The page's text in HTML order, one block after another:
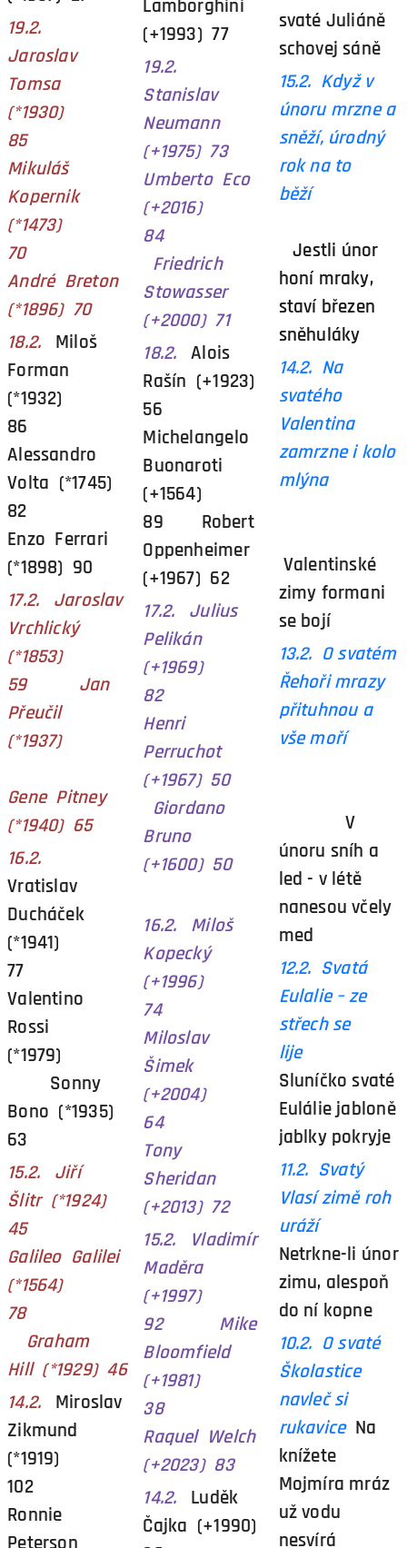
19.2.
Jaroslav
Tomsa
(*1930)
85
Mikuláš
Kopernik
(*1473)
70
André Breton
(*1896) 70
18.2.
Miloš
Forman
(*1932)
86
Alessandro
Volta (*1745)
82
Enzo Ferrari
(*1898) 90
17.2. Jaroslav
Vrchlický
(*1853)
59 Jan
Přeučil
(*1937)
Gene Pitney
(*1940) 65
16.2.
Vratislav
Ducháček
(*1941)
77
Valentino
Rossi
(*1979)
Sonny
Bono (*1935)
63
15.2. Jiří
Šlitr (*1924)
45
Galileo Galilei
(*1564)
78
Graham
Hill (*1929) 46
14.2.
Miroslav
Zikmund
(*1919)
102
Ronnie
Peterson
Lamborghini
(+1993) 77
19.2.
Stanislav
Neumann
(+1975) 73
Umberto Eco
(+2016)
84
Friedrich
Stowasser
(+2000) 71
18.2. Alois
Rašín (+1923)
56
Michelangelo
Buonaroti
(+1564)
89 Robert
Oppenheimer
(+1967) 62
17.2. Julius
Pelikán
(+1969)
82
Henri
Perruchot
(+1967) 50
Giordano
Bruno
(+1600) 50
16.2. Miloš
Kopecký
(+1996)
74
Miloslav
Šimek
(+2004)
64
Tony
Sheridan
(+2013) 72
15.2. Vladimír
Maděra
(+1997)
92 Mike
Bloomfield
(+1981)
38
Raquel Welch
(+2023) 83
14.2.
Luděk
Čajka (+1990)
svaté Juliáně
schovej sáně
15.2. Když v
únoru mrzne a
sněží, úrodný
rok na to
běží
Jestli únor
honí mraky,
staví březen
sněhuláky
14.2. Na
svatého
Valentina
zamrzne i kolo
mlýna
Valentinské
zimy formani
se bojí
13.2. O svatém
Řehoři mrazy
přituhnou a
vše moří
V
únoru sníh a
led - v létě
nanesou včely
med
12.2. Svatá
Eulalie – ze
střech se
lije
Sluníčko svaté
Eulálie jabloně
jablky pokryje
11.2. Svatý
Vlasí zimě roh
uráží
Netrkne-li únor
zimu, alespoň
do ní kopne
10.2. O svaté
Školastice
navleč si
rukavice Na
knížete
Mojmíra mráz
už vodu
nesvírá